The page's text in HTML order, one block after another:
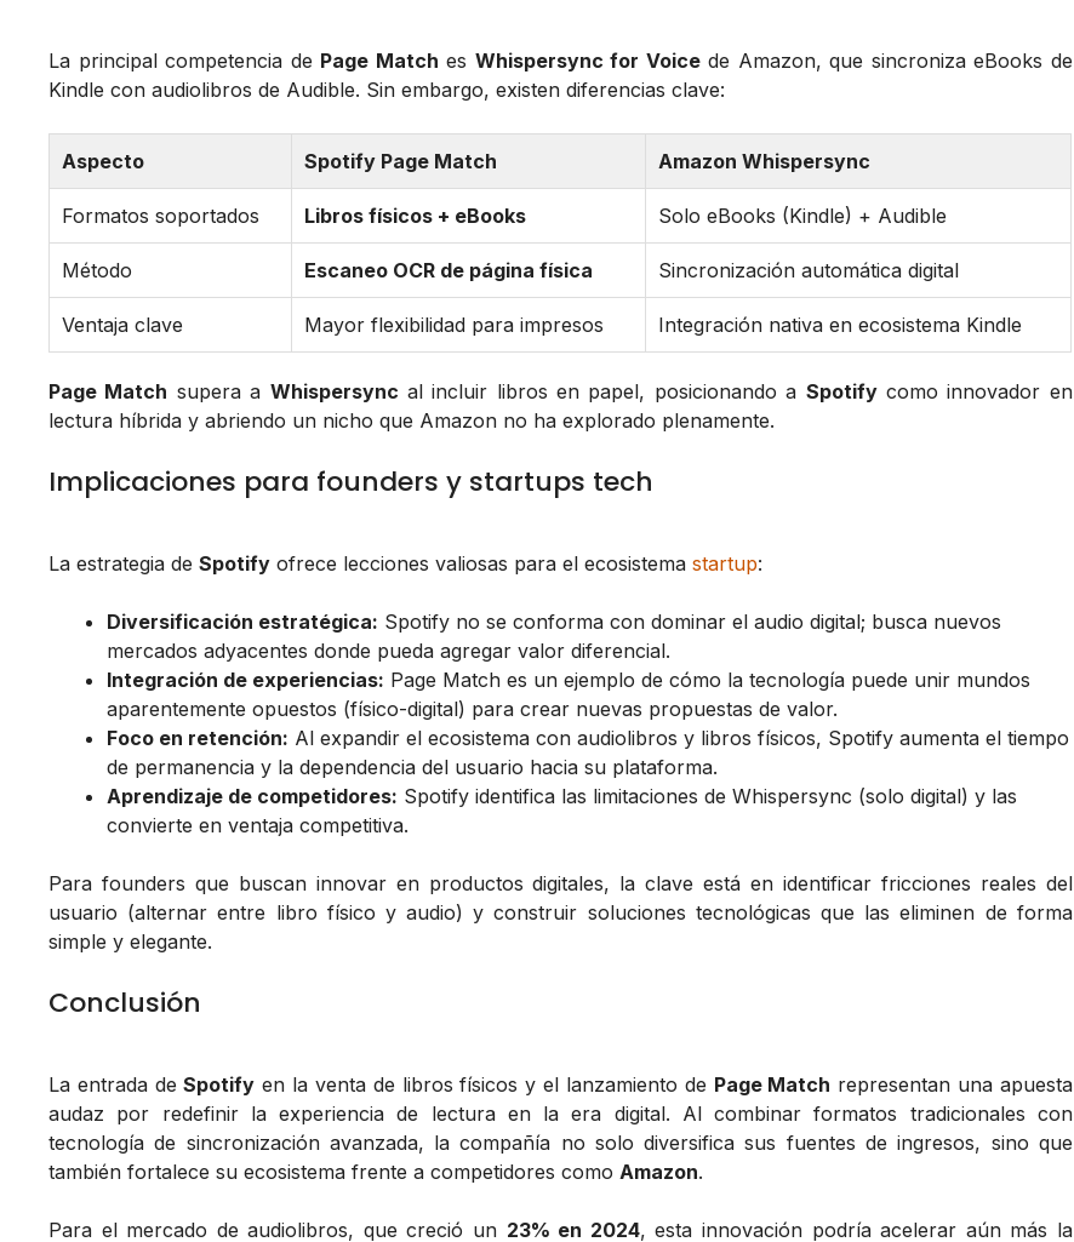
La principal competencia de Page Match es Whispersync for Voicede Amazon, que sincroniza eBooks de
Kindle con audiolibros de Audible. Sin embargo, existen diferencias clave:
Aspecto Spotify Page Match Amazon Whispersync
Formatos soportados Libros físicos + eBooks Solo eBooks (Kindle) + Audible
Método Escaneo OCR de página física Sincronización automática digital
Ventaja clave Mayor flexibilidad para impresos Integración nativa en ecosistema Kindle
Page Match supera a Whispersync al incluir libros en papel, posicionando a Spotifycomo innovador en
lectura híbrida y abriendo un nicho que Amazon no ha explorado plenamente.
Implicaciones para founders y startups tech
La estrategia de Spotify ofrece lecciones valiosas para el ecosistema startup:
Diversificación estratégica: Spotify no se conforma con dominar el audio digital; busca nuevos
mercados adyacentes donde pueda agregar valor diferencial.
Integración de experiencias: Page Match es un ejemplo de cómo la tecnología puede unir mundos
aparentemente opuestos (físico-digital) para crear nuevas propuestas de valor.
Foco en retención: Al expandir el ecosistema con audiolibros y libros físicos, Spotify aumenta el tiempo
de permanencia y la dependencia del usuario hacia su plataforma.
Aprendizaje de competidores: Spotify identifica las limitaciones de Whispersync (solo digital) y las
convierte en ventaja competitiva.
Para founders que buscan innovar en productos digitales, la clave está en identificar fricciones reales del
usuario (alternar entre libro físico y audio) y construir soluciones tecnológicas que las eliminen de forma
simple y elegante.
Conclusión
La entrada deSpotify en la venta de libros físicos y el lanzamiento de Page Match representan una apuesta
audaz por redefinir la experiencia de lectura en la era digital. Al combinar formatos tradicionales con
tecnología de sincronización avanzada, la compañía no solo diversifica sus fuentes de ingresos, sino que
también fortalece su ecosistema frente a competidores como Amazon.
Para el mercado de audiolibros, que creció un 23% en 2024, esta innovación podría acelerar aún más la